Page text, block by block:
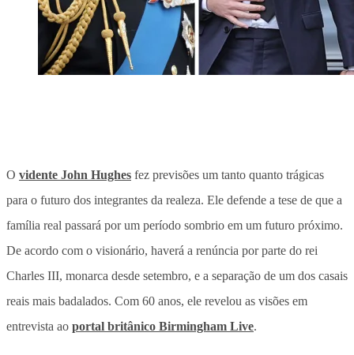
O vidente John Hughes fez previsões um tanto quanto trágicas
para o futuro dos integrantes da realeza. Ele defende a tese de que a
família real passará por um período sombrio em um futuro próximo.
De acordo com o visionário, haverá a renúncia por parte do rei
Charles III, monarca desde setembro, e a separação de um dos casais
reais mais badalados. Com 60 anos, ele revelou as visões em
entrevista ao portal britânico Birmingham Live.